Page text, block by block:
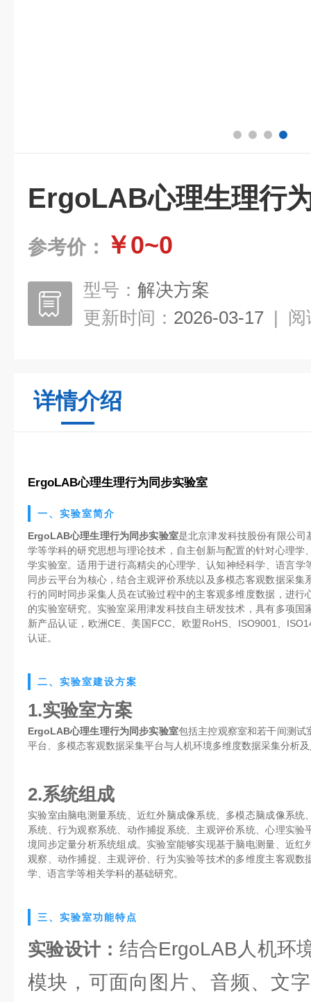
ErgoLAB心理生理行
参考价： ￥0~0
型号： 解决方案
更新时间： 2026-03-17 | 阅
详情介绍
ErgoLAB心理生理行为同步实验室
一、实验室简介
ErgoLAB心理生理行为同步实验室是北京津发科技股份有限公司
学等学科的研究思想与理论技术，自主创新与配置的针对心理
学实验室。适用于进行高精尖的心理学、认知神经科学、语言
同步云平台为核心，结合主观评价系统以及多模态客观数据采
行的同时同步采集人员在试验过程中的主客观多维度数据，进
的实验室研究。实验室采用津发科技自主研发技术，具有多项
新产品认证，欧洲CE、美国FCC、欧盟RoHS、ISO9001、
认证。
二、实验室建设方案
1.实验室方案
ErgoLAB心理生理行为同步实验室包括主控观察室和若干间测试
平台、多模态客观数据采集平台与人机环境多维度数据采集分析
2.系统组成
实验室由脑电测量系统、近红外脑成像系统、多模态脑成像系
系统、行为观察系统、动作捕捉系统、主观评价系统、心理实
境同步定量分析系统组成。实验室能够实现基于脑电测量、近
观察、动作捕捉、主观评价、行为实验等技术的多维度主客观
学、语言学等相关学科的基础研究。
三、实验室功能特点
实验设计： 结合ErgoLAB人机环
模块，可面向图片、音频、文